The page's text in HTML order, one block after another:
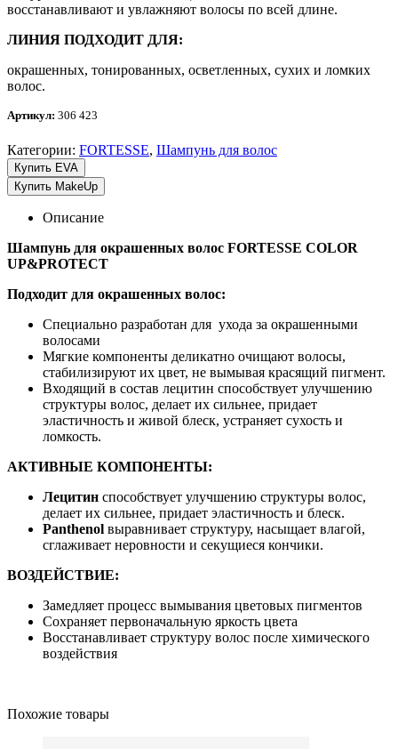
восстанавливают и увлажняют волосы по всей длине.
ЛИНИЯ ПОДХОДИТ ДЛЯ:
окрашенных, тонированных, осветленных, сухих и ломких
волос.
Артикул: 306 423
Категории: FORTESSE, Шампунь для волос
Купить EVA
Купить MakeUp
Описание
Шампунь для окрашенных волос FORTESSE COLOR
UP&PROTECT
Подходит для окрашенных волос:
Специально разработан для ухода за окрашенными
волосами
Мягкие компоненты деликатно очищают волосы,
стабилизируют их цвет, не вымывая красящий пигмент.
Входящий в состав лецитин способствует улучшению
структуры волос, делает их сильнее, придает
эластичность и живой блеск, устраняет сухость и
ломкость.
АКТИВНЫЕ КОМПОНЕНТЫ:
Лецитин способствует улучшению структуры волос,
делает их сильнее, придает эластичность и блеск.
Panthenol выравнивает структуру, насыщает влагой,
сглаживает неровности и секущиеся кончики.
ВОЗДЕЙСТВИЕ:
Замедляет процесс вымывания цветовых пигментов
Сохраняет первоначальную яркость цвета
Восстанавливает структуру волос после химического
воздействия
Похожие товары